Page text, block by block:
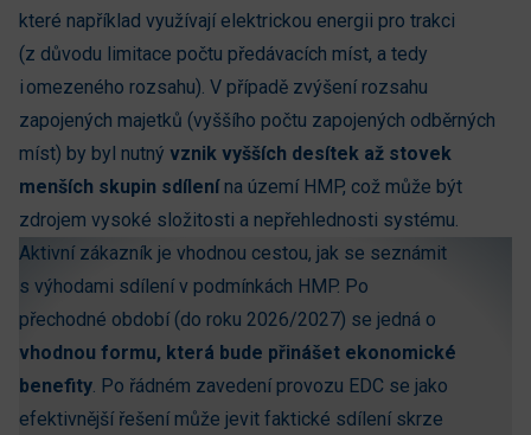
které například využívají elektrickou energii pro trakci
(z důvodu limitace počtu předávacích míst, a tedy
i omezeného rozsahu). V případě zvýšení rozsahu
zapojených majetků (vyššího počtu zapojených odběrných
míst) by byl nutný vznik vyšších desítek až stovek
menších skupin sdílenína území HMP, což může být
zdrojem vysoké složitosti a nepřehlednosti systému.
Aktivní zákazník je vhodnou cestou, jak se seznámit
s výhodami sdílení v podmínkách HMP. Po
přechodné období (do roku 2026/2027) se jedná o
vhodnou formu, která bude přinášet ekonomické
benefity. Po řádném zavedení provozu EDC se jako
efektivnější řešení může jevit faktické sdílení skrze